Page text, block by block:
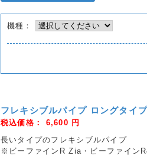
機種：
フレキシブルパイプ ロングタイ
税込価格： 6,600 円
長いタイプのフレキシブルパイプ
※ビーファインR Zia・ビーファイン